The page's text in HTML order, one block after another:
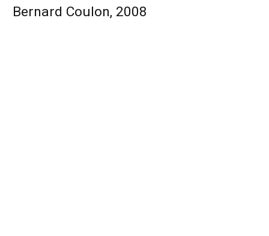
Bernard Coulon, 2008